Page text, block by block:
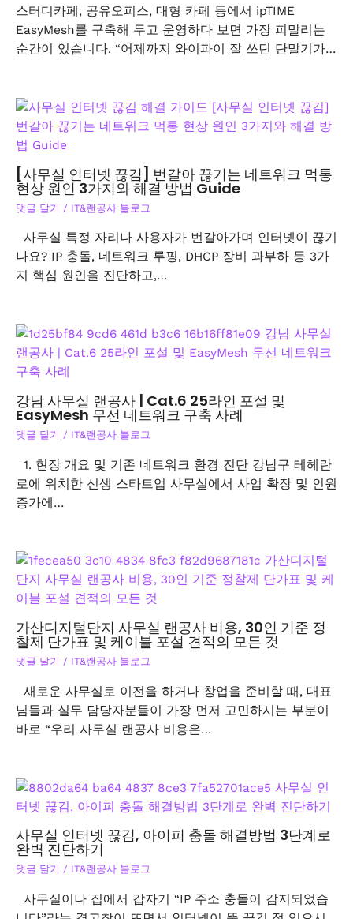
스터디카페, 공유오피스, 대형 카페 등에서 ipTIME
EasyMesh를 구축해 두고 운영하다 보면 가장 피말리는
순간이 있습니다. “어제까지 와이파이 잘 쓰던 단말기가…
[사무실 인터넷 끊김] 번갈아 끊기는 네트워크 먹통
현상 원인 3가지와 해결 방법 Guide
댓글 달기 / IT&랜공사 블로그
사무실 특정 자리나 사용자가 번갈아가며 인터넷이 끊기
나요? IP 충돌, 네트워크 루핑, DHCP 장비 과부하 등 3가
지 핵심 원인을 진단하고,…
강남 사무실 랜공사 | Cat.6 25라인 포설 및
EasyMesh 무선 네트워크 구축 사례
댓글 달기 / IT&랜공사 블로그
1. 현장 개요 및 기존 네트워크 환경 진단 강남구 테헤란
로에 위치한 신생 스타트업 사무실에서 사업 확장 및 인원
증가에…
가산디지털단지 사무실 랜공사 비용, 30인 기준 정
찰제 단가표 및 케이블 포설 견적의 모든 것
댓글 달기 / IT&랜공사 블로그
새로운 사무실로 이전을 하거나 창업을 준비할 때, 대표
님들과 실무 담당자분들이 가장 먼저 고민하시는 부분이
바로 “우리 사무실 랜공사 비용은…
사무실 인터넷 끊김, 아이피 충돌 해결방법 3단계로
완벽 진단하기
댓글 달기 / IT&랜공사 블로그
사무실이나 집에서 갑자기 “IP 주소 충돌이 감지되었습